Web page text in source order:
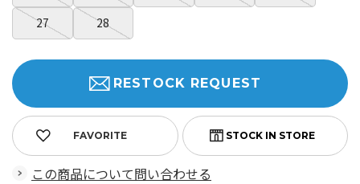
27
28
FAVORITE
RESTOCK REQUEST
この商品について問い合わせる